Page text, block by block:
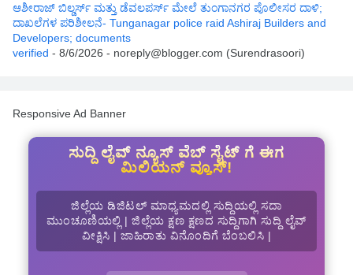
ಆಶೀರಾಜ್ ಬಿಲ್ಡರ್ಸ್ ಮತ್ತು ಡೆವಲಪರ್ಸ್ ಮೇಲೆ ತುಂಗಾನಗರ ಪೊಲೀಸರ ದಾಳಿ;
ದಾಖಲೆಗಳ ಪರಿಶೀಲನೆ- Tunganagar police raid Ashiraj Builders and
Developers; documents
verified - 8/6/2026 - noreply@blogger.com (Surendrasoori)
Responsive Ad Banner
ಸುದ್ದಿ ಲೈವ್ ನ್ಯೂಸ್ ವೆಬ್ ಸೈಟ್ ಗೆ ಈಗ
ಮಿಲಿಯನ್ ವ್ಯೂಸ್!
ಜಿಲ್ಲೆಯ ಡಿಜಿಟಲ್ ಮಾಧ್ಯಮದಲ್ಲಿ ಸುದ್ದಿಯಲ್ಲಿ ಸದಾ
ಮುಂಚೂಣಿಯಲ್ಲಿ | ಜಿಲ್ಲೆಯ ಕ್ಷಣ ಕ್ಷಣದ ಸುದ್ದಿಗಾಗಿ ಸುದ್ದಿ ಲೈವ್
ವೀಕ್ಷಿಸಿ | ಜಾಹಿರಾತು ವಿನೊಂದಿಗೆ ಬೆಂಬಲಿಸಿ |